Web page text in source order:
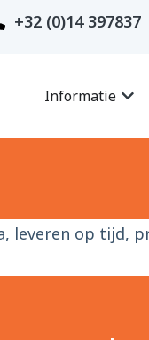
+32 (0)14 397837
Informatie
leveren op